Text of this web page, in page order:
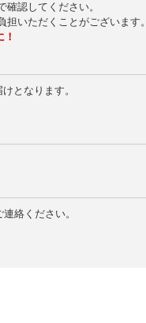
認してください。
いただくことがございます。
となります。
絡ください。